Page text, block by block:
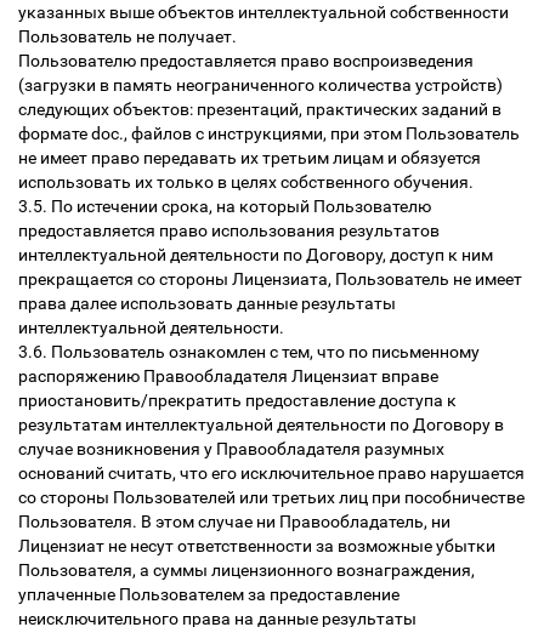
указанных выше объектов интеллектуальной собственности
Пользователь не получает.
Пользователю предоставляется право воспроизведения
(загрузки в память неограниченного количества устройств)
следующих объектов: презентаций, практических заданий в
формате doc., файлов с инструкциями, при этом Пользователь
не имеет право передавать их третьим лицам и обязуется
использовать их только в целях собственного обучения.
3.5. По истечении срока, на который Пользователю
предоставляется право использования результатов
интеллектуальной деятельности по Договору, доступ к ним
прекращается со стороны Лицензиата, Пользователь не имеет
права далее использовать данные результаты
интеллектуальной деятельности.
3.6. Пользователь ознакомлен с тем, что по письменному
распоряжению Правообладателя Лицензиат вправе
приостановить/прекратить предоставление доступа к
результатам интеллектуальной деятельности по Договору в
случае возникновения у Правообладателя разумных
оснований считать, что его исключительное право нарушается
со стороны Пользователей или третьих лиц при пособничестве
Пользователя. В этом случае ни Правообладатель, ни
Лицензиат не несут ответственности за возможные убытки
Пользователя, а суммы лицензионного вознаграждения,
уплаченные Пользователем за предоставление
неисключительного права на данные результаты